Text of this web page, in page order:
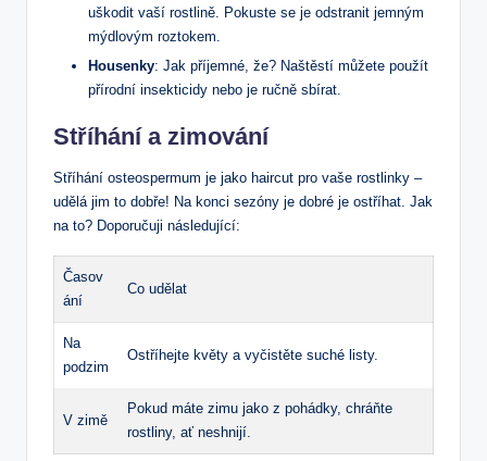
uškodit vaší rostlině. Pokuste se je odstranit jemným
mýdlovým roztokem.
Housenky: Jak příjemné, že? Naštěstí můžete použít
přírodní insekticidy nebo je ručně sbírat.
Stříhání a zimování
Stříhání osteospermum je jako haircut pro vaše rostlinky –
udělá jim to dobře! Na konci sezóny je dobré je ostříhat. Jak
na to? Doporučuji následující:
Časov
ání
Co udělat
Na
podzim
Ostříhejte květy a vyčistěte suché listy.
V zimě
Pokud máte zimu jako z pohádky, chráňte
rostliny, ať neshnijí.